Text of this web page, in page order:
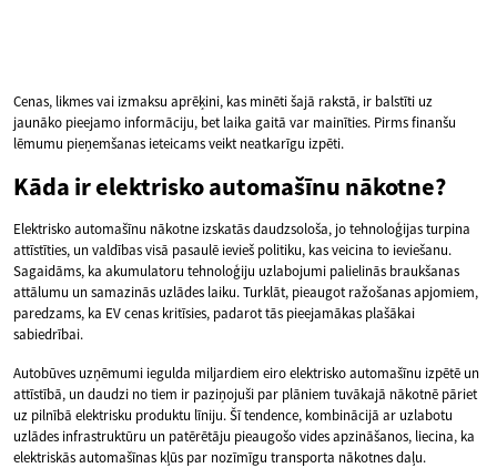
Cenas, likmes vai izmaksu aprēķini, kas minēti šajā rakstā, ir balstīti uz
jaunāko pieejamo informāciju, bet laika gaitā var mainīties. Pirms finanšu
lēmumu pieņemšanas ieteicams veikt neatkarīgu izpēti.
Kāda ir elektrisko automašīnu nākotne?
Elektrisko automašīnu nākotne izskatās daudzsološa, jo tehnoloģijas turpina
attīstīties, un valdības visā pasaulē ievieš politiku, kas veicina to ieviešanu.
Sagaidāms, ka akumulatoru tehnoloģiju uzlabojumi palielinās braukšanas
attālumu un samazinās uzlādes laiku. Turklāt, pieaugot ražošanas apjomiem,
paredzams, ka EV cenas kritīsies, padarot tās pieejamākas plašākai
sabiedrībai.
Autobūves uzņēmumi iegulda miljardiem eiro elektrisko automašīnu izpētē un
attīstībā, un daudzi no tiem ir paziņojuši par plāniem tuvākajā nākotnē pāriet
uz pilnībā elektrisku produktu līniju. Šī tendence, kombinācijā ar uzlabotu
uzlādes infrastruktūru un patērētāju pieaugošo vides apzināšanos, liecina, ka
elektriskās automašīnas kļūs par nozīmīgu transporta nākotnes daļu.